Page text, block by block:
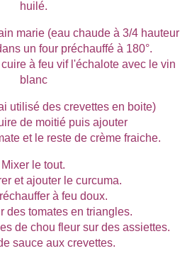
huilé.
marie (eau chaude à 3/4 hauteur
un four préchauffé à 180°.
à feu vif l'échalote avec le vin
blanc
utilisé des crevettes en boite)
de moitié puis ajouter
et le reste de crème fraiche.
Mixer le tout.
et ajouter le curcuma.
à feu doux.
des tomates en triangles.
de chou fleur sur des assiettes.
sauce aux crevettes.